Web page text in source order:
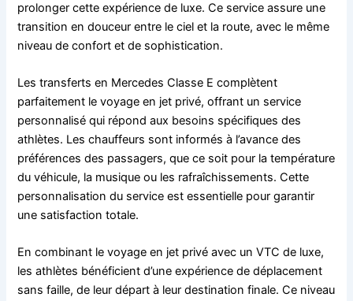
prolonger cette expérience de luxe. Ce service assure une
transition en douceur entre le ciel et la route, avec le même
niveau de confort et de sophistication.
Les transferts en Mercedes Classe E complètent
parfaitement le voyage en jet privé, offrant un service
personnalisé qui répond aux besoins spécifiques des
athlètes. Les chauffeurs sont informés à l’avance des
préférences des passagers, que ce soit pour la température
du véhicule, la musique ou les rafraîchissements. Cette
personnalisation du service est essentielle pour garantir
une satisfaction totale.
En combinant le voyage en jet privé avec un VTC de luxe,
les athlètes bénéficient d’une expérience de déplacement
sans faille, de leur départ à leur destination finale. Ce niveau